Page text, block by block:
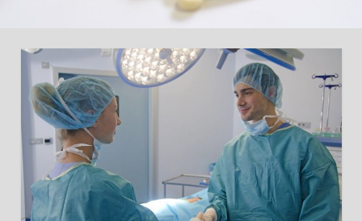
こ
に。
で
見
つ
け